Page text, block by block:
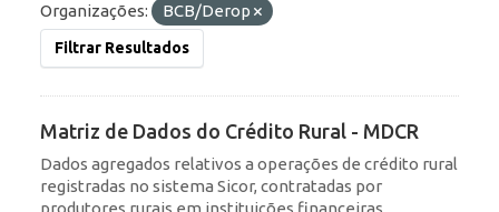
Organizações:
BCB/Derop
Filtrar Resultados
Matriz de Dados do Crédito Rural - MDCR
Dados agregados relativos a operações de crédito rural
registradas no sistema Sicor, contratadas por